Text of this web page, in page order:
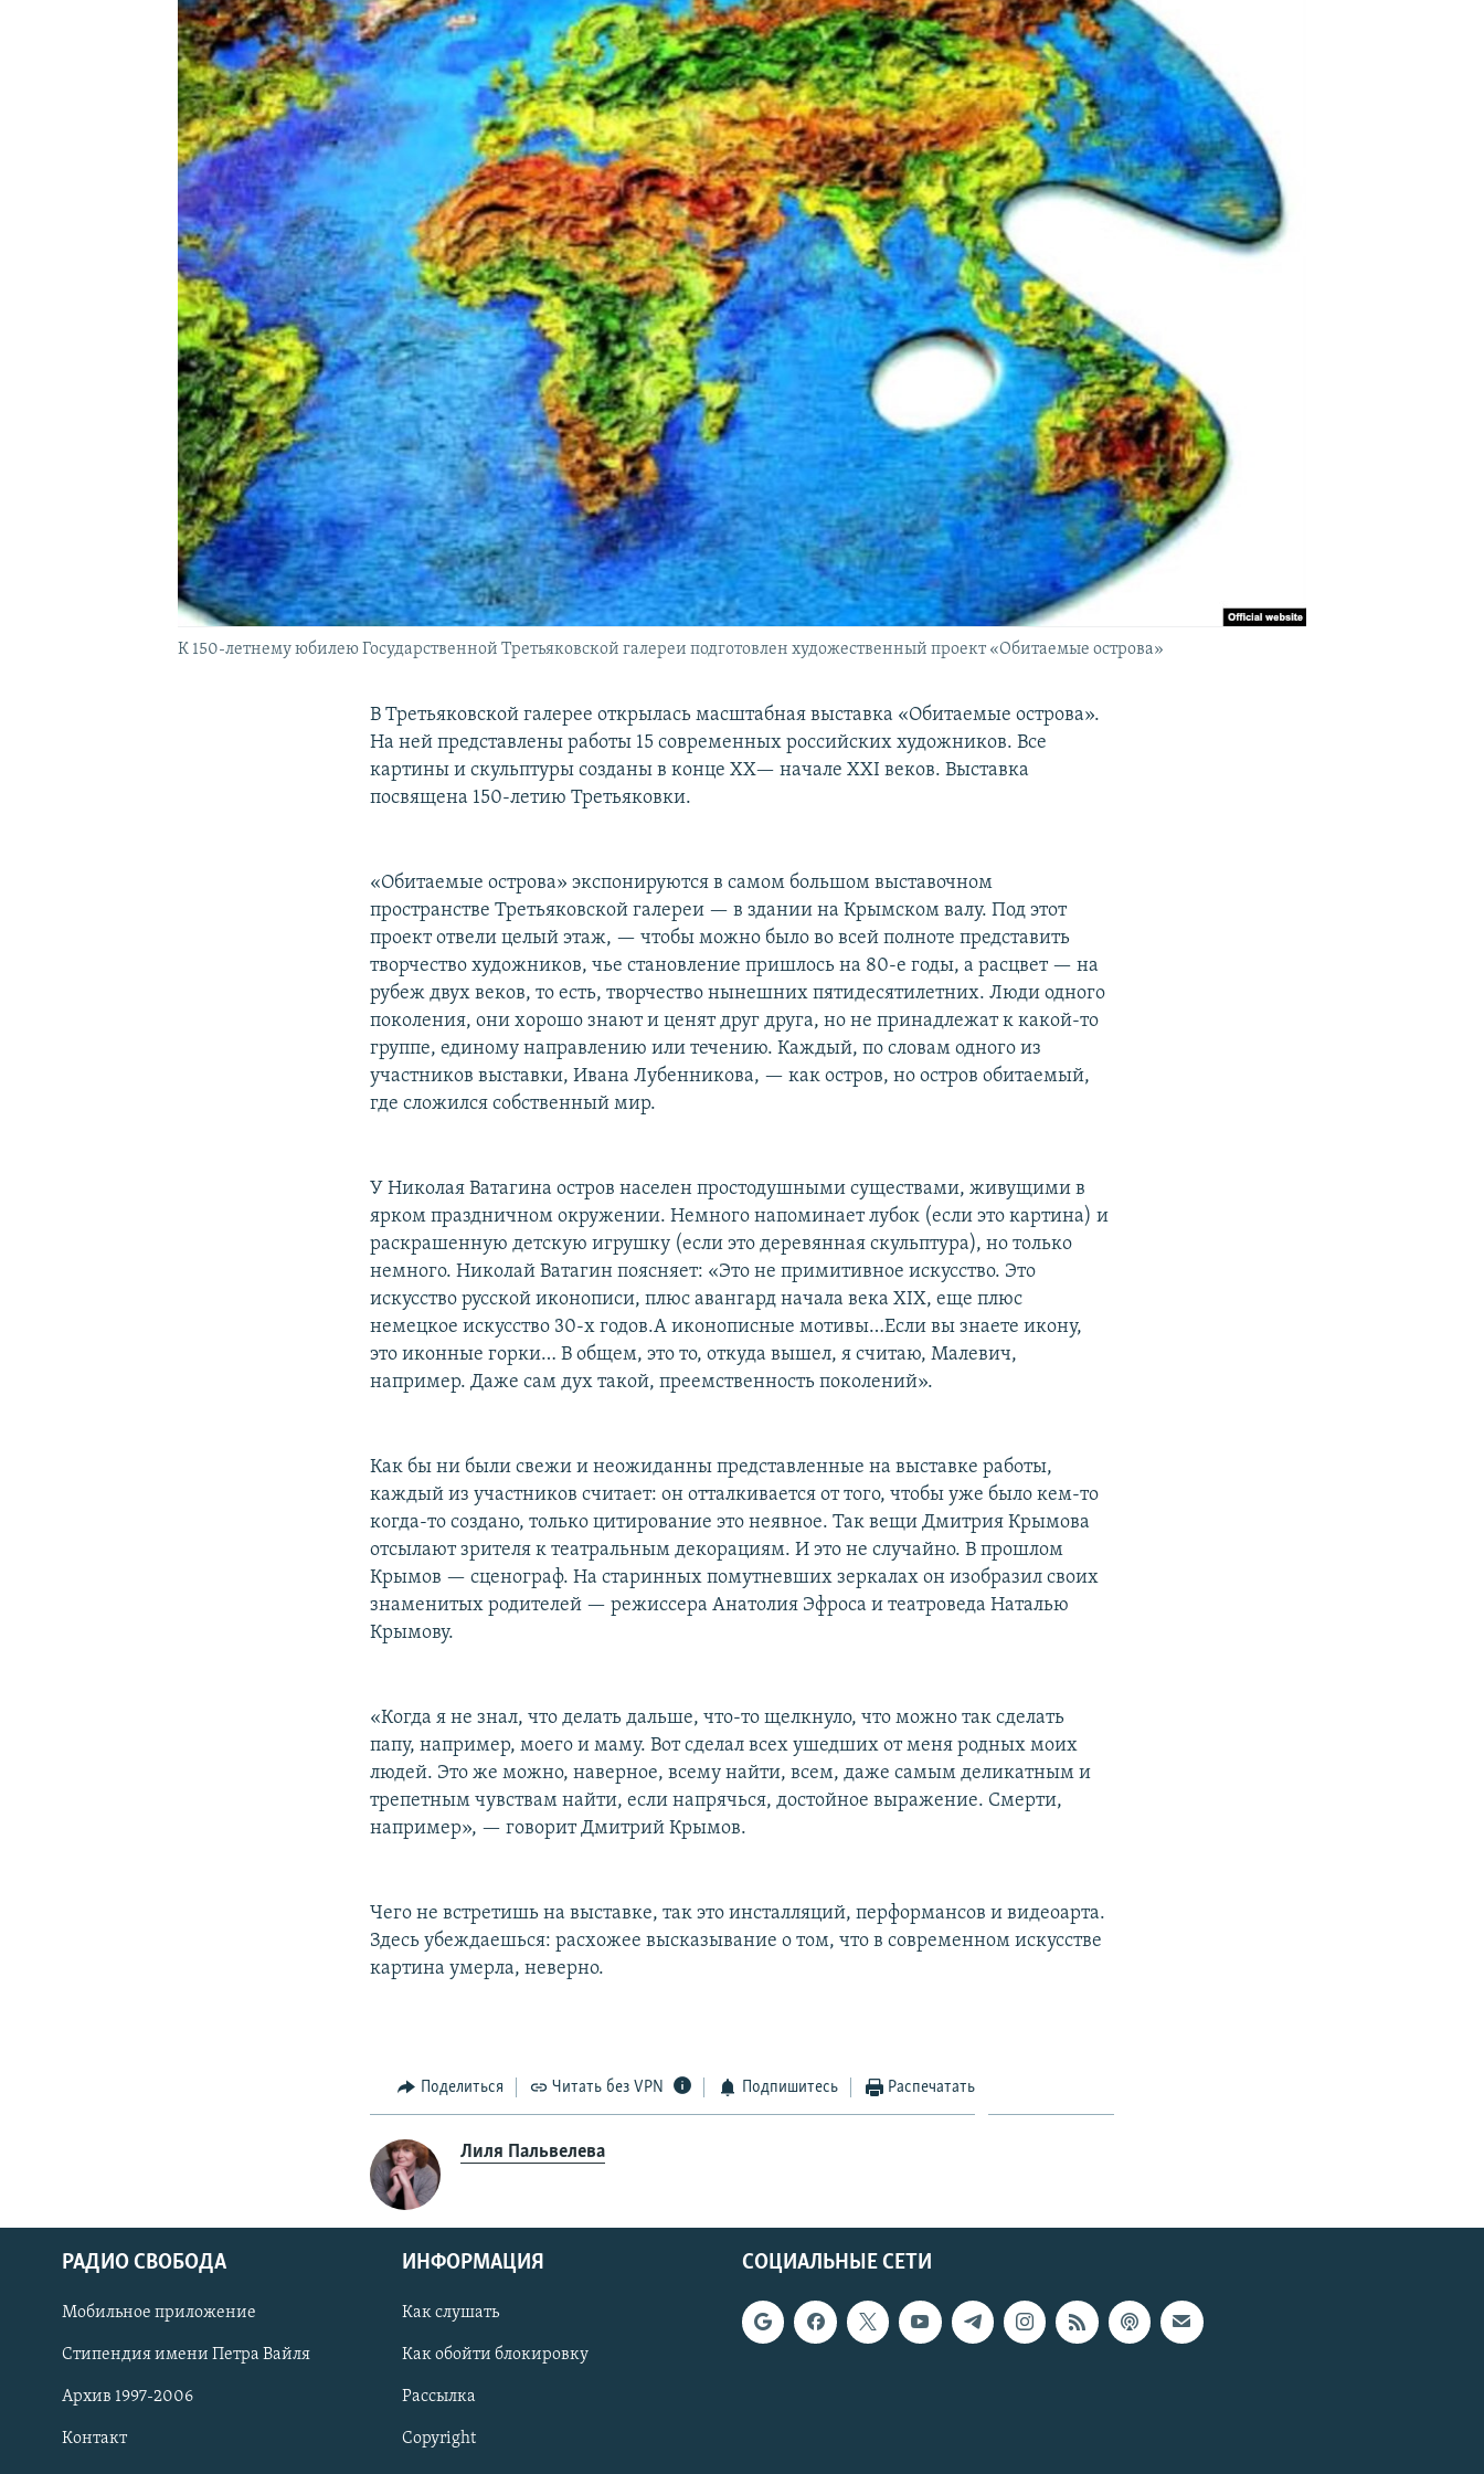
ПОДПИШИТЕСЬ НА РАССЫЛКУ
СОЦИАЛЬНЫЕ СЕТИ
К 150-летнему юбилею Государственной Третьяковской галереи подготовлен художественный проект «Обитаемые острова»
В Третьяковской галерее открылась масштабная выставка «Обитаемые острова».
На ней представлены работы 15 современных российских художников. Все
картины и скульптуры созданы в конце XX— начале XXI веков. Выставка
посвящена 150-летию Третьяковки.
«Обитаемые острова» экспонируются в самом большом выставочном
пространстве Третьяковской галереи — в здании на Крымском валу. Под этот
проект отвели целый этаж, — чтобы можно было во всей полноте представить
творчество художников, чье становление пришлось на 80-е годы, а расцвет — на
рубеж двух веков, то есть, творчество нынешних пятидесятилетних. Люди одного
поколения, они хорошо знают и ценят друг друга, но не принадлежат к какой-то
группе, единому направлению или течению. Каждый, по словам одного из
участников выставки, Ивана Лубенникова, — как остров, но остров обитаемый,
где сложился собственный мир.
У Николая Ватагина остров населен простодушными существами, живущими в
ярком праздничном окружении. Немного напоминает лубок (если это картина) и
раскрашенную детскую игрушку (если это деревянная скульптура), но только
немного. Николай Ватагин поясняет: «Это не примитивное искусство. Это
искусство русской иконописи, плюс авангард начала века XIX, еще плюс
немецкое искусство 30-х годов.А иконописные мотивы…Если вы знаете икону,
это иконные горки… В общем, это то, откуда вышел, я считаю, Малевич,
например. Даже сам дух такой, преемственность поколений».
Как бы ни были свежи и неожиданны представленные на выставке работы,
каждый из участников считает: он отталкивается от того, чтобы уже было кем-то
когда-то создано, только цитирование это неявное. Так вещи Дмитрия Крымова
отсылают зрителя к театральным декорациям. И это не случайно. В прошлом
Крымов — сценограф. На старинных помутневших зеркалах он изобразил своих
знаменитых родителей — режиссера Анатолия Эфроса и театроведа Наталью
Крымову.
«Когда я не знал, что делать дальше, что-то щелкнуло, что можно так сделать
папу, например, моего и маму. Вот сделал всех ушедших от меня родных моих
людей. Это же можно, наверное, всему найти, всем, даже самым деликатным и
трепетным чувствам найти, если напрячься, достойное выражение. Смерти,
например», — говорит Дмитрий Крымов.
Чего не встретишь на выставке, так это инсталляций, перформансов и видеоарта.
Здесь убеждаешься: расхожее высказывание о том, что в современном искусстве
картина умерла, неверно.
Поделиться Читать без VPN Подпишитесь Распечатать
Лиля Пальвелева
СОЦИАЛЬНЫЕ СЕТИ
РАДИО СВОБОДА
Мобильное приложение
Стипендия имени Петра Вайля
Архив 1997-2006
Контакт
ИНФОРМАЦИЯ
Как слушать
Как обойти блокировку
Рассылка
Copyright